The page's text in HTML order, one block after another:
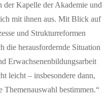
Homepage
neue Homepage
übersichtlich und
mit Kunst und
der Kapelle der Akademie und
mit ihnen aus. Mit Blick auf
und Strukturreformen
die herausfordernde Situation
Erwachsenenbildungsarbeit
leicht – insbesondere dann,
bestimmen.“